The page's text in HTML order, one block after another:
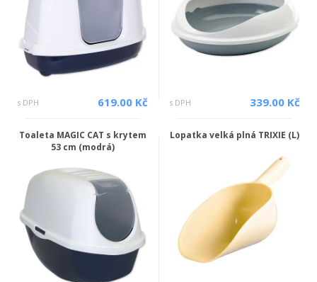
s DPH 619.00 Kč s DPH 339.00 Kč
Toaleta MAGIC CAT s krytem
53 cm (modrá)
Lopatka velká plná TRIXIE (L)